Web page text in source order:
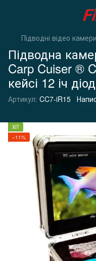
Підводні відео
Підводна
Carp Cuiser ®
кейсі 12 іч
Артикул: CC7-iR15
ХІТ
−11%